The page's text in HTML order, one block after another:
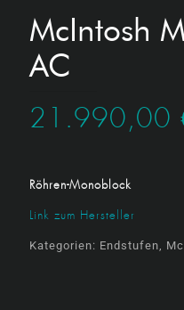
McIntosh
AC
21.990,00
Röhren-Monoblock
Link zum Hersteller
Kategorien: Endstufen,